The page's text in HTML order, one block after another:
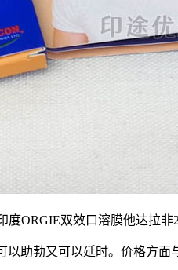
度ORGIE双效口溶膜他达拉非
以助勃又可以延时。价格方